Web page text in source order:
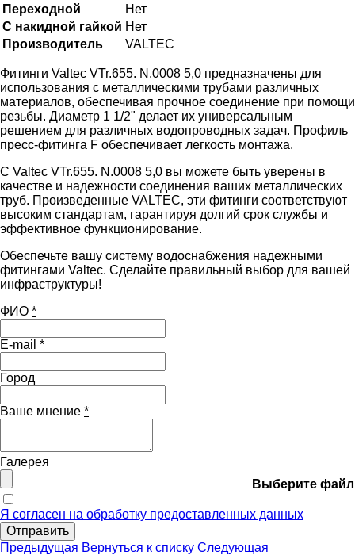
Переходной
Нет
С накидной гайкой Нет
Производитель
VALTEC
Фитинги Valtec VTr.655. N.0008 5,0 предназначены для
использования с металлическими трубами различных
материалов, обеспечивая прочное соединение при помощи
резьбы. Диаметр 1 1/2" делает их универсальным
решением для различных водопроводных задач. Профиль
пресс-фитинга F обеспечивает легкость монтажа.
С Valtec VTr.655. N.0008 5,0 вы можете быть уверены в
качестве и надежности соединения ваших металлических
труб. Произведенные VALTEC, эти фитинги соответствуют
высоким стандартам, гарантируя долгий срок службы и
эффективное функционирование.
Обеспечьте вашу систему водоснабжения надежными
фитингами Valtec. Сделайте правильный выбор для вашей
инфраструктуры!
ФИО *
E-mail *
Город
Ваше мнение *
Галерея
Выберите файл
Я согласен на обработку предоставленных данных
Отправить
Предыдущая Вернуться к списку Следующая